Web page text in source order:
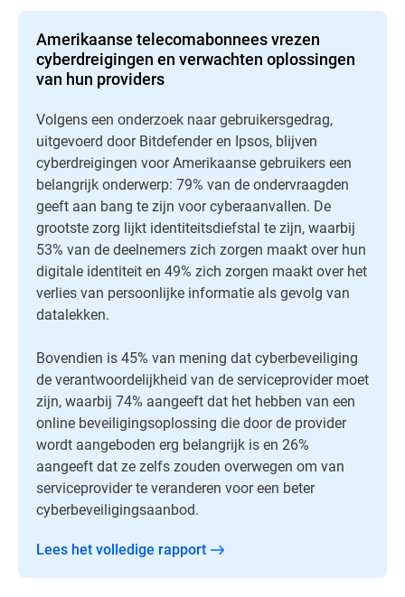
Amerikaanse telecomabonnees vrezen
cyberdreigingen en verwachten oplossingen
van hun providers
Volgens een onderzoek naar gebruikersgedrag,
uitgevoerd door Bitdefender en Ipsos, blijven
cyberdreigingen voor Amerikaanse gebruikers een
belangrijk onderwerp: 79% van de ondervraagden
geeft aan bang te zijn voor cyberaanvallen. De
grootste zorg lijkt identiteitsdiefstal te zijn, waarbij
53% van de deelnemers zich zorgen maakt over hun
digitale identiteit en 49% zich zorgen maakt over het
verlies van persoonlijke informatie als gevolg van
datalekken.
Bovendien is 45% van mening dat cyberbeveiliging
de verantwoordelijkheid van de serviceprovider moet
zijn, waarbij 74% aangeeft dat het hebben van een
online beveiligingsoplossing die door de provider
wordt aangeboden erg belangrijk is en 26%
aangeeft dat ze zelfs zouden overwegen om van
serviceprovider te veranderen voor een beter
cyberbeveiligingsaanbod.
Lees het volledige rapport